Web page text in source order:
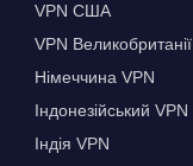
VPN США
VPN Великобританії
Німеччина VPN
Індонезійський VPN
Індія VPN